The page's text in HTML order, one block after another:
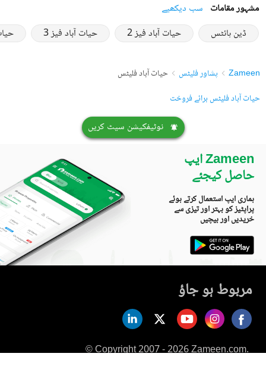
مشہور مقامات سب دیکھیے
ڈین ہائٹس
حیات آباد فیز 2 حیات آباد فیز 3
Zameen پشاور فلیٹس
حیات آباد فلیٹس
حیات آباد فلیٹس برائے فروخت
نوٹیفکیشن سیٹ کریں
Zameen ایپ
حاصل کیجئے
ہماری ایپ استعمال کرتے ہوئے
پراپٹیز کو بہتر اور تیزی سے
خریدیں اور بیچیں
مربوط ہو جاؤ
© Copyright 2007 - 2026 Zameen.com.